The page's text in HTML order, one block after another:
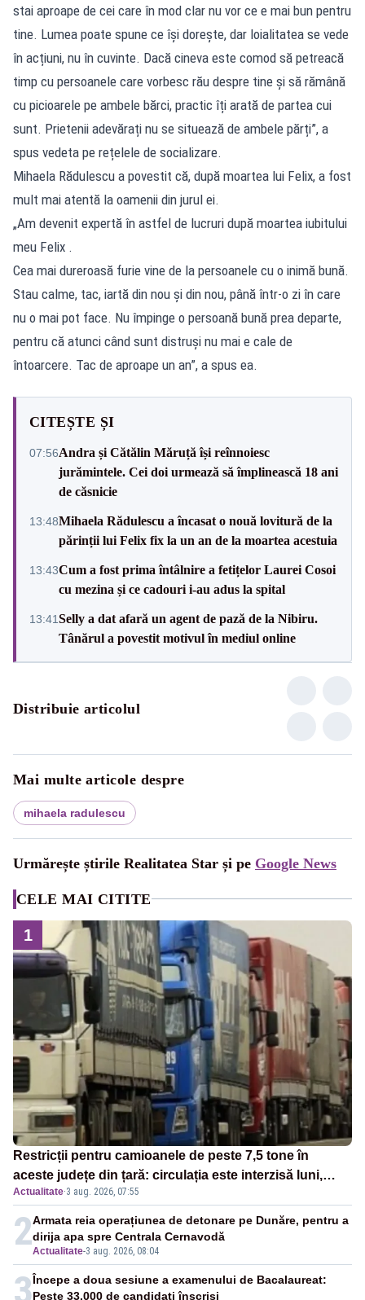
stai aproape de cei care în mod clar nu vor ce e mai bun pentru
tine. Lumea poate spune ce își dorește, dar loialitatea se vede
în acțiuni, nu în cuvinte. Dacă cineva este comod să petreacă
timp cu persoanele care vorbesc rău despre tine și să rămână
cu picioarele pe ambele bărci, practic îți arată de partea cui
sunt. Prietenii adevărați nu se situează de ambele părți”, a
spus vedeta pe rețelele de socializare.
Mihaela Rădulescu a povestit că, după moartea lui Felix, a fost
mult mai atentă la oamenii din jurul ei.
„Am devenit expertă în astfel de lucruri după moartea iubitului
meu Felix .
Cea mai dureroasă furie vine de la persoanele cu o inimă bună.
Stau calme, tac, iartă din nou și din nou, până într-o zi în care
nu o mai pot face. Nu împinge o persoană bună prea departe,
pentru că atunci când sunt distruși nu mai e cale de
întoarcere. Tac de aproape un an”, a spus ea.
CITEȘTE ȘI
07:56Andra și Cătălin Măruță își reînnoiesc
jurămintele. Cei doi urmează să împlinească 18 ani
de căsnicie
13:48Mihaela Rădulescu a încasat o nouă lovitură de la
părinții lui Felix fix la un an de la moartea acestuia
13:43Cum a fost prima întâlnire a fetițelor Laurei Cosoi
cu mezina și ce cadouri i-au adus la spital
13:41Selly a dat afară un agent de pază de la Nibiru.
Tânărul a povestit motivul în mediul online
Distribuie articolul
Mai multe articole despre
mihaela radulescu
Urmărește știrile Realitatea Star și pe Google News
CELE MAI CITITE
1
Restricții pentru camioanele de peste 7,5 tone în
aceste județe din țară: circulația este interzisă luni,
între orele 12:00 și 20:00
Actualitate·3 aug. 2026, 07:55
2Actualitate-3 aug. 2026, 08:04
Armata reia operațiunea de detonare pe Dunăre, pentru a
dirija apa spre Centrala Cernavodă
3Începe a doua sesiune a examenului de Bacalaureat:
Peste 33.000 de candidaţi înscrişi